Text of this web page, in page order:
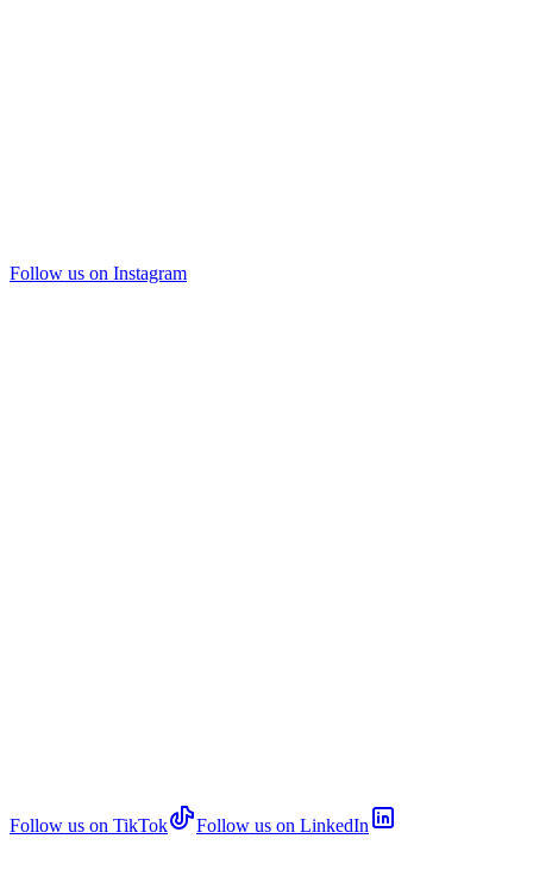
Follow us on Instagram
Follow us on TikTok Follow us on LinkedIn